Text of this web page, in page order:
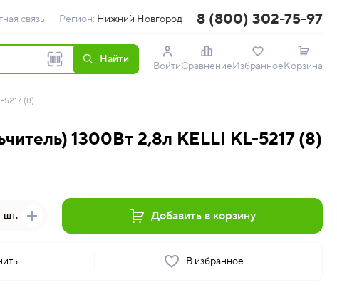
связь Регион: Нижний Новгород 8 (800) 302-75-97
Найти
ВойтиСравнениеИзбранноеКорзина
(8)
1300Вт 2,8л KELLI KL-5217 (8)
шт. Добавить в корзину
В избранное